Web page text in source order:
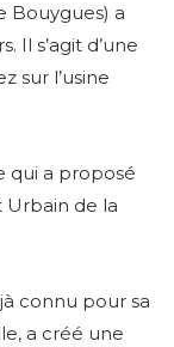
Bouygues) a
Il s’agit d’une
sur l’usine
qui a proposé
de la
connu pour sa
a créé une